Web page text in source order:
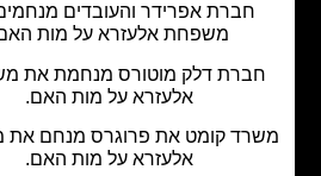
חברת אפרידר והעובדים מנחמים את
משפחת אלעזרא על מות האם.
דלק מוטורס מנחמת את משפחת
אלעזרא על מות האם.
קומט את פרוגרס מנחם את משפחת
אלעזרא על מות האם.